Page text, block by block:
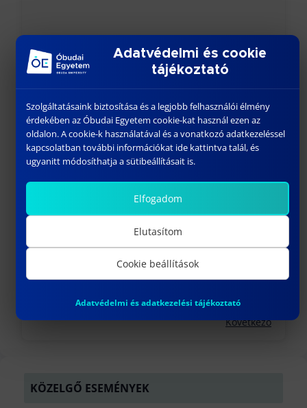
PÁLYÁZATI FELHÍVÁSOK
február 7, 2023
Előző
BIZTONSÁGTECHNIKAI MÉRNÖK GYAKORNOK –
LEVIATHAN SOLUTIONS
Következő
KÖZELGŐ ESEMÉNYEK
Adatvédelmi és cookie
tájékoztató
Szolgáltatásaink biztosítása és a legjobb felhasználói élmény
érdekében az Óbudai Egyetem cookie-kat használ ezen az
oldalon. A cookie-k használatával és a vonatkozó adatkezeléssel
kapcsolatban további információkat ide kattintva talál, és
ugyanitt módosíthatja a sütibeállításait is.
Elfogadom
Elutasítom
Cookie beállítások
Adatvédelmi és adatkezelési tájékoztató